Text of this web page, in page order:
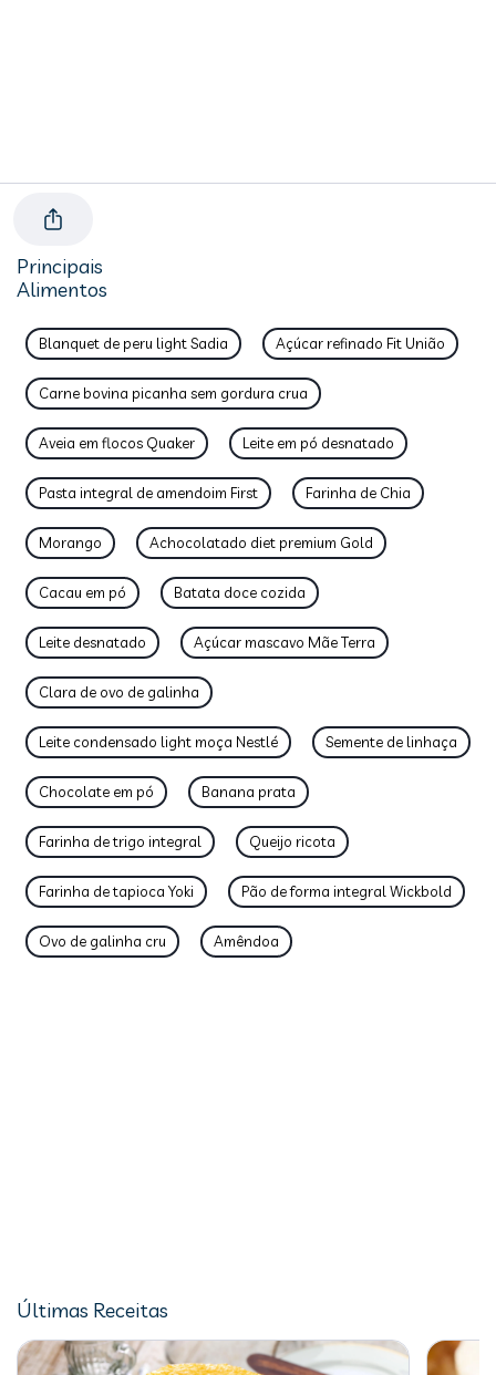
Principais
Alimentos
Blanquet de peru light Sadia Açúcar refinado Fit União
Carne bovina picanha sem gordura crua
Aveia em flocos Quaker Leite em pó desnatado
Pasta integral de amendoim First Farinha de Chia
Morango Achocolatado diet premium Gold
Cacau em pó Batata doce cozida
Leite desnatado Açúcar mascavo Mãe Terra
Clara de ovo de galinha
Leite condensado light moça Nestlé Semente de linhaça
Chocolate em pó Banana prata
Farinha de trigo integral Queijo ricota
Farinha de tapioca Yoki Pão de forma integral Wickbold
Ovo de galinha cru Amêndoa
Últimas Receitas